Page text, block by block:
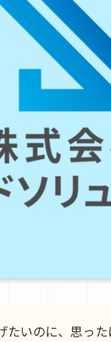
いのに、思っ